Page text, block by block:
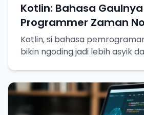
Kotlin: Bahasa Gaulnya
Programmer Zaman
Kotlin, si bahasa
bikin ngoding jadi lebih asyik